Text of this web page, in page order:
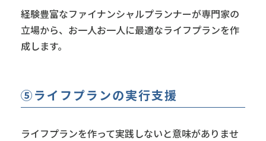
経験豊富なファイナンシャルプランナーが専門家の
立場から、お一人お一人に最適なライフプランを作
成します。
⑤ライフプランの実行支援
ライフプランを作って実践しないと意味がありませ